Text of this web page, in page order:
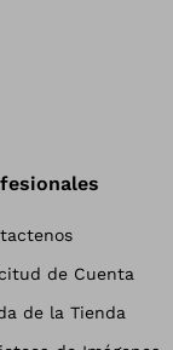
de Cuenta
de la Tienda